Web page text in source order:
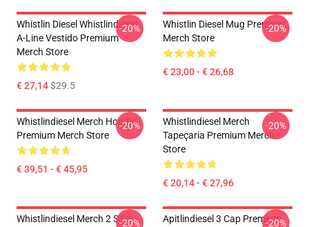
Whistlin Diesel Whistlindiesel
A-Line Vestido Premium
Merch Store
€ 27,14$29.5
-20%
Whistlin Diesel Mug Premium
Merch Store
€ 23,00 - € 26,68
-20%
Whistlindiesel Merch Hoodie
Premium Merch Store
€ 39,51 - € 45,95
-20%
Whistlindiesel Merch
Tapeçaria Premium Merch
Store
€ 20,14 - € 27,96
-20%
Whistlindiesel Merch 2 Sock
-20%
Apitlindiesel 3 Cap Premium
-20%